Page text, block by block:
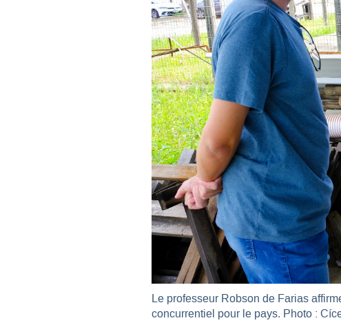
Le professeur Robson de Farias
concurrentiel pour le pays. Photo :